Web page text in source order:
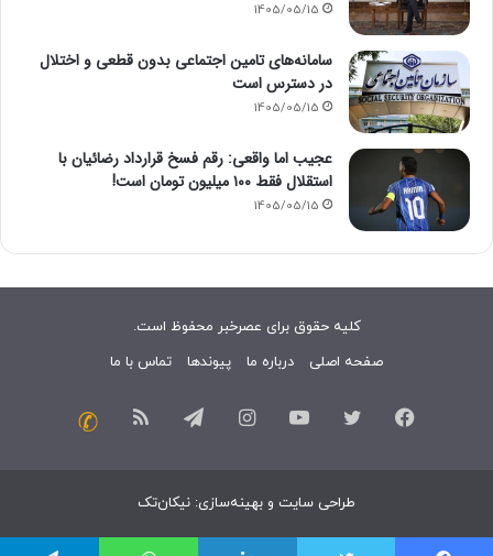
1405/05/15
سامانه‌های تامین اجتماعی بدون قطعی و اختلال
در دسترس است
1405/05/15
عجیب اما واقعی: رقم فسخ قرارداد رضائیان با
استقلال فقط ۱۰۰ میلیون تومان است!
1405/05/15
کلیه حقوق برای عصرخبر محفوظ است.
صفحه اصلی
درباره ما پیوندها تماس با ما
فیسبوک توییتر یوتیوب اینستاگرامتلگرام خوراک
طراحی سایت و بهینه‌سازی: نیکان‌تک